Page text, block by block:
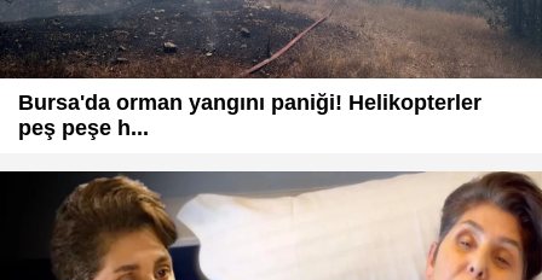
Bursa'da orman yangını paniği! Helikopterler
peş peşe h...